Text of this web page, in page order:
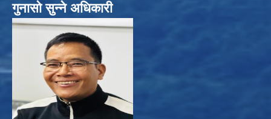
गुनासो सुन्ने अधिकारी